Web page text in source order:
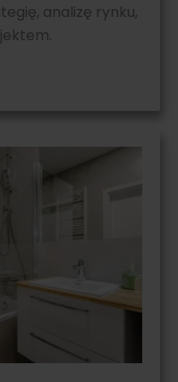
analizę rynku,